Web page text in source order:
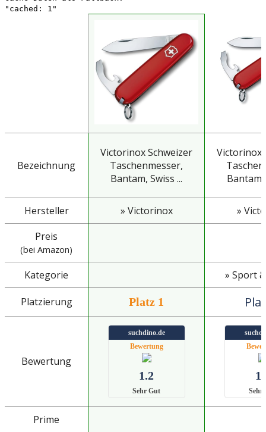
"cached: 1"
Bezeichnung
Victorinox Schweizer
Taschenmesser,
Bantam, Swiss ...
Victorinox
Bantam,
Hersteller » Victorinox
»
Preis
(bei Amazon)
Kategorie » Sport
Platzierung Platz 1
Bewertung
suchdino.de
Bewertung
1.2
Sehr Gut Sehr
Prime